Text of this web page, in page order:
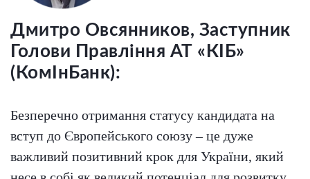
Дмитро Овсянников, Заступник
Голови Правління АТ «КІБ»
(КомІнБанк):
Безперечно отримання статусу кандидата на
вступ до Європейського союзу – це дуже
важливий позитивний крок для України, який